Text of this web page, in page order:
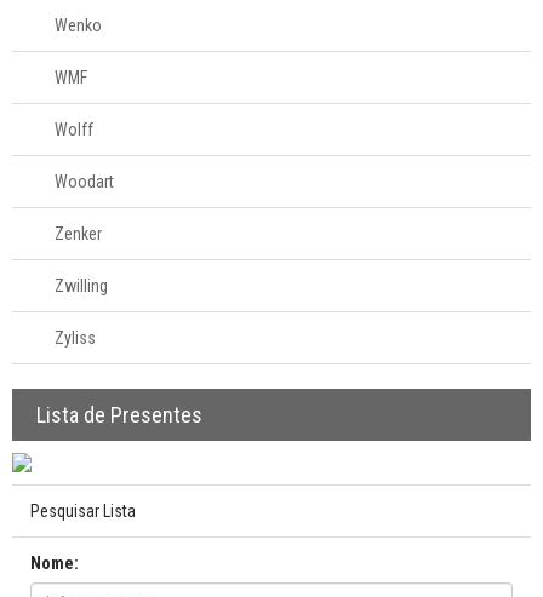
Wenko
WMF
Wolff
Woodart
Zenker
Zwilling
Zyliss
Lista de Presentes
Pesquisar Lista
Nome: